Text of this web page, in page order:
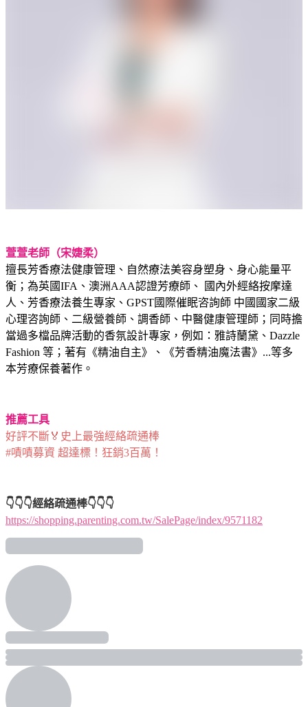
萱萱老師（宋婕柔）
擅長芳香療法健康管理、自然療法美容身塑身、身心能量平
衡；為英國IFA、澳洲AAA認證芳療師、 國內外經絡按摩達
人、芳香療法養生專家、GPST國際催眠咨詢師 中國國家二級
心理咨詢師、二級營養師、調香師、中醫健康管理師；同時擔
當過多檔品牌活動的香氛設計專家，例如：雅詩蘭黛、Dazzle
Fashion 等；著有《精油自主》、《芳香精油魔法書》...等多
本芳療保養著作。
推薦工具
好評不斷🏅史上最強經絡疏通棒
#嘖嘖募資 超達標！狂銷3百萬！
👇👇👇經絡疏通棒👇👇👇
https://shopping.parenting.com.tw/SalePage/index/9571182